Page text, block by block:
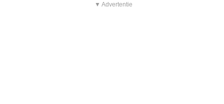
▼ Advertentie